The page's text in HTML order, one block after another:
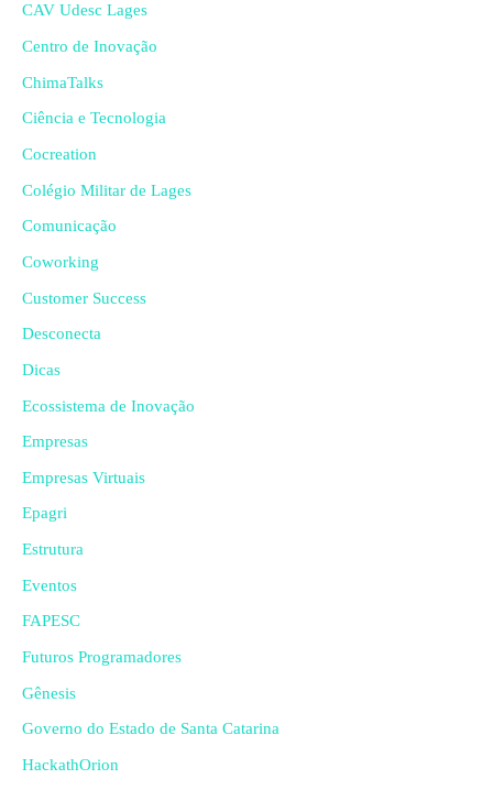
CAV Udesc Lages
Centro de Inovação
ChimaTalks
Ciência e Tecnologia
Cocreation
Colégio Militar de Lages
Comunicação
Coworking
Customer Success
Desconecta
Dicas
Ecossistema de Inovação
Empresas
Empresas Virtuais
Epagri
Estrutura
Eventos
FAPESC
Futuros Programadores
Gênesis
Governo do Estado de Santa Catarina
HackathOrion